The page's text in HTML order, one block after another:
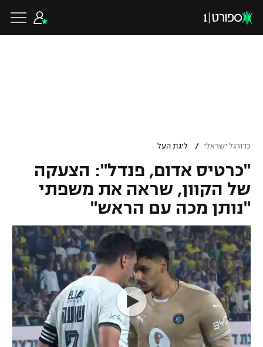
VOD
רץ ברשת
ליגה לאומית
גביע הטוטו
גביע המדינה
נבחרת ישראל
מכבי חיפה
בית"ר ירושלים
כדורגל עולמי
ליגת האלופות
ליגה אירופית
ליגה אנגלית
ליגה גרמנית
ליגה ספרדית
ליגה איטלקית
כדורסל ישראלי
ליגת ווינר סל
ליגה לאומית
כדורסל נשים
מכבי תל אביב
הפועל חולון
כדורסל עולמי
NBA
יורוליג
יורוקאפ
ענפים נוספים
טניס
כדוריד
כדורגל ישראלי / ליגת העל
"כרטיס אדום, פנדל": הצעקה
של הקוון, שראה את משפתי
"נותן מכה עם הראש"